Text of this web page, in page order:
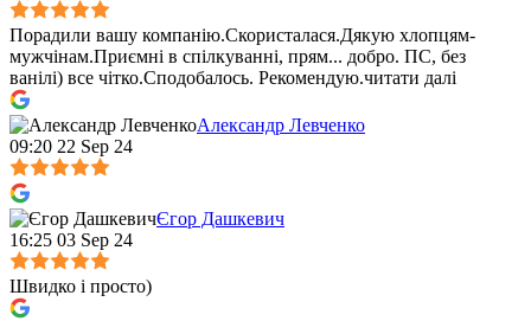
Порадили вашу компанію.Скористалася.Дякую хлопцям-
мужчінам.Приємні в спілкуванні, прям... добро. ПС, без
ванілі) все чітко.Сподобалось. Рекомендую.читати далі
Александр Левченко
09:20 22 Sep 24
Єгор Дашкевич
16:25 03 Sep 24
Швидко і просто)